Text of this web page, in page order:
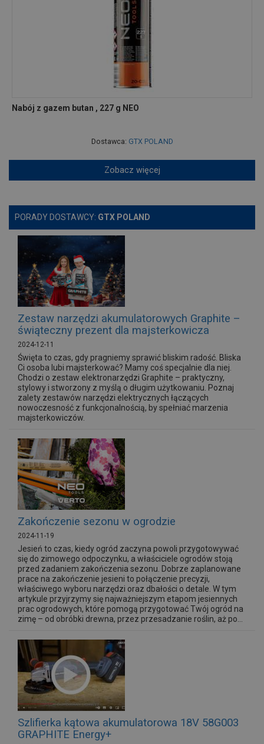
Nabój z gazem butan , 227 g NEO
Dostawca: GTX POLAND
Zobacz więcej
PORADY DOSTAWCY: GTX POLAND
Zestaw narzędzi akumulatorowych Graphite –
świąteczny prezent dla majsterkowicza
2024-12-11
Święta to czas, gdy pragniemy sprawić bliskim radość. Bliska
Ci osoba lubi majsterkować? Mamy coś specjalnie dla niej.
Chodzi o zestaw elektronarzędzi Graphite – praktyczny,
stylowy i stworzony z myślą o długim użytkowaniu. Poznaj
zalety zestawów narzędzi elektrycznych łączących
nowoczesność z funkcjonalnością, by spełniać marzenia
majsterkowiczów.
Zakończenie sezonu w ogrodzie
2024-11-19
Jesień to czas, kiedy ogród zaczyna powoli przygotowywać
się do zimowego odpoczynku, a właściciele ogrodów stoją
przed zadaniem zakończenia sezonu. Dobrze zaplanowane
prace na zakończenie jesieni to połączenie precyzji,
właściwego wyboru narzędzi oraz dbałości o detale. W tym
artykule przyjrzymy się najważniejszym etapom jesiennych
prac ogrodowych, które pomogą przygotować Twój ogród na
zimę – od obróbki drewna, przez przesadzanie roślin, aż po...
Szlifierka kątowa akumulatorowa 18V 58G003
GRAPHITE Energy+